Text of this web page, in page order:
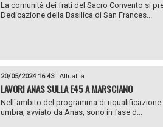
La comunità dei frati del Sacro Convento si
Dedicazione della Basilica di San Frances...
20/05/2024 16:43| Attualità
LAVORI ANAS SULLA E45 A MARSCIANO
Nell`ambito del programma di
umbra, avviato da Anas, sono in fase d...